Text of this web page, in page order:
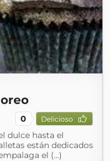
0 Delicioso
dulce hasta el
están dedicados
el (...)